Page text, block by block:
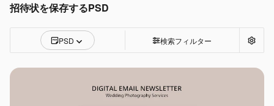
招待状を保存するPSD
PSD 検索フィルター